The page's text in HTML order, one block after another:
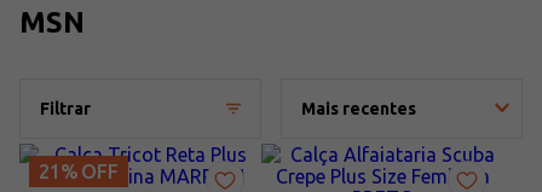
MSN
Filtrar Mais recentes
21% OFF